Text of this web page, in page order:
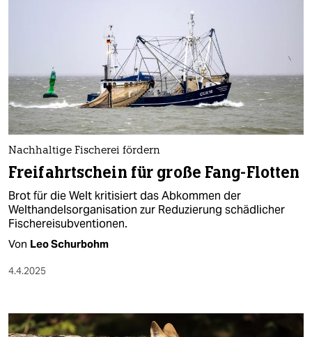
Nachhaltige Fischerei fördern
Freifahrtschein für große Fang-Flotten
Brot für die Welt kritisiert das Abkommen der
Welthandelsorganisation zur Reduzierung schädlicher
Fischereisubventionen.
Von Leo Schurbohm
4.4.2025